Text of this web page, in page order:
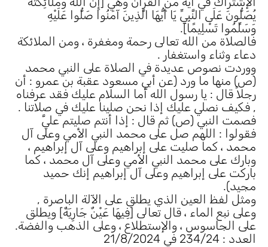
يُصَلُّونَ عَلَى النَّبِيِّ يَا أَيُّهَا الَّذِينَ آمَنُوا صَلُّوا عَلَيْهِ
وَسَلِّمُوا تَسْلِيمًا].
فالصلاة من الله تعالى رحمة ومغفرة ، ومن الملائكة
دعاء وثناء واستغفار .
ووردت نصوص عديدة في الصلاة على النبي محمد
(ص) منها ما ورد (عن أبي مسعود عقبة بن عمرو : أن
رجلاً قال : يا رسول الله أما السلام عليك فقد عرفناه
, فكيف نصلي عليك إذا نحن صلينا عليك في صلاتنا .
فصمت النبي (ص) ثم قال : إذا أنتم صليتم عليَّ
فقولوا : اللهم صل على محمد النبي الأمي وعلى آل
محمد ، كما صليت على إبراهيم وعلى آل إبراهيم ،
وبارك على محمد النبي الأمي وعلى آل محمد ، كما
باركت على إبراهيم وعلى آل إبراهيم إنك حميد
مجيد).
ومثل لفظ العين الذي يطلق على الآلة الباصرة ,
وعلى نبع الماء ، قال تعالى [فِيهَا عَيْنٌ جَارِيَةٌ] ويطلق
على الجاسوس ، والإستطلاع ، وعلى الذهب والفضة.
العدد : 234/24 في 21/8/2024